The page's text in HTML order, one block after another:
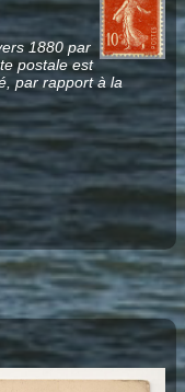
1880 par
postale est
par rapport à la